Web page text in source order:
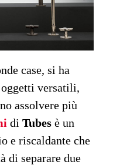
case, si ha
versatili,
assolvere più
di Tubes è un
e riscaldante che
à di separare due